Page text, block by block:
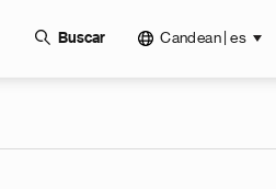
Buscar Candean | es